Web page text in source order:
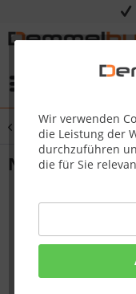
Wir verwenden
die Leistung der
durchzuführen
die für Sie
Übersicht
NGZ CASTER 3